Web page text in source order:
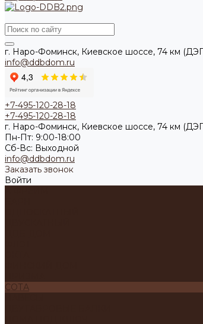
г. Наро-Фоминск, Киевское шоссе, 74 км
info@ddbdom.ru
+7-495-120-28-18
+7-495-120-28-18
г. Наро-Фоминск, Киевское шоссе, 74 км
Пн-Пт: 9:00-18:00
Cб-Вс: Выходной
info@ddbdom.ru
Заказать звонок
Войти
СОТА